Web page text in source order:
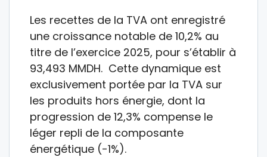
Les recettes de la TVA ont enregistré
une croissance notable de 10,2% au
titre de l’exercice 2025, pour s’établir à
93,493 MMDH. Cette dynamique est
exclusivement portée par la TVA sur
les produits hors énergie, dont la
progression de 12,3% compense le
léger repli de la composante
énergétique (-1%).